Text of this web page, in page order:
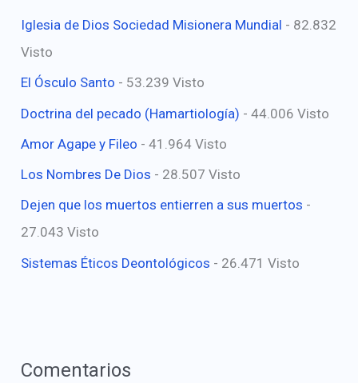
Iglesia de Dios Sociedad Misionera Mundial - 82.832
Visto
El Ósculo Santo - 53.239 Visto
Doctrina del pecado (Hamartiología) - 44.006 Visto
Amor Agape y Fileo - 41.964 Visto
Los Nombres De Dios - 28.507 Visto
Dejen que los muertos entierren a sus muertos -
27.043 Visto
Sistemas Éticos Deontológicos - 26.471 Visto
Comentarios